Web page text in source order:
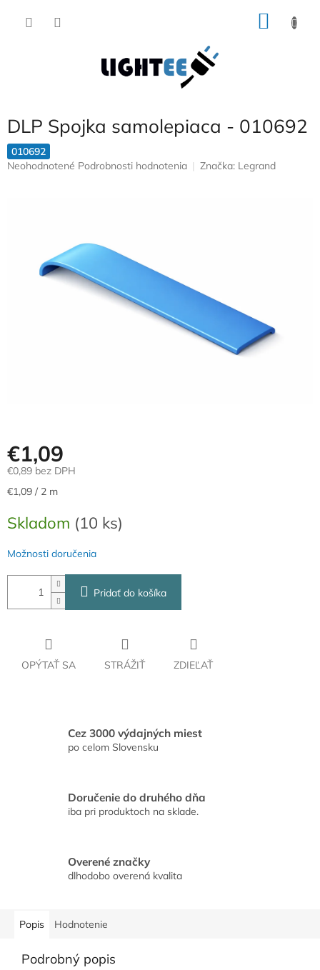
DLP Spojka samolepiaca - 010692
010692
Priemerné
hviezdičiek.
Neohodnotené Podrobnosti hodnotenia Značka: Legrand
€1,09
€0,89 bez DPH
Jednotková
€1,09 / 2 m
Skladom (10 ks)
Možnosti doručenia
Pridať do košíka
OPÝTAŤ SA STRÁŽIŤ ZDIEĽAŤ
Cez 3000 výdajných miest
po celom Slovensku
Doručenie do druhého dňa
iba pri produktoch na sklade.
Overené značky
dlhodobo overená kvalita
Popis Hodnotenie
Podrobný popis